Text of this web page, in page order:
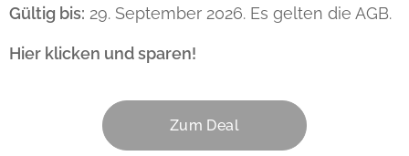
Gültig bis: 29. September 2026. Es gelten die AGB.
Hier klicken und sparen! 👇
Zum Deal